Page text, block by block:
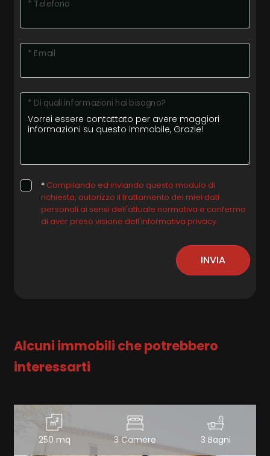
* Telefono
* Email
* Di quali informazioni hai bisogno?
* Compilando ed inviando questo modulo di
richiesta, autorizzo il trattamento dei miei dati
personali ai sensi dell'attuale normativa e confermo
di aver preso visione dell'informativa privacy.
INVIA
Alcuni immobili che potrebbero
interessarti
250 mq 3 Camere 3 Bagni